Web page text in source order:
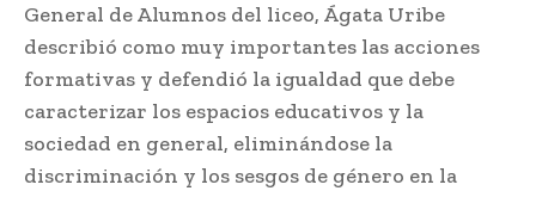
General de Alumnos del liceo, Ágata Uribe
describió como muy importantes las acciones
formativas y defendió la igualdad que debe
caracterizar los espacios educativos y la
sociedad en general, eliminándose la
discriminación y los sesgos de género en la